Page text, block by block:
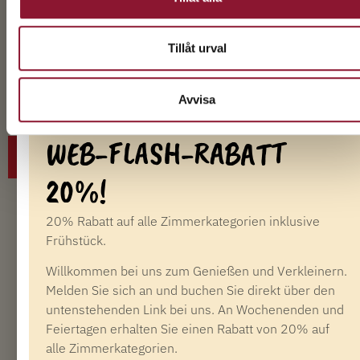
Tillåt urval
Avvisa
Wir gehören zur globalen Hotelkette Best Western
mit Tausenden von Hotels weltweit
Erfahren Sie mehr über unsere vorteilhaften
MEHR LESEN
WEB-FLASH-RABATT
20%!
20% Rabatt auf alle Zimmerkategorien inklusive
Frühstück.
Willkommen bei uns zum Genießen und Verkleinern.
Melden Sie sich an und buchen Sie direkt über den
untenstehenden Link bei uns. An Wochenenden und
Feiertagen erhalten Sie einen Rabatt von 20% auf
alle Zimmerkategorien.